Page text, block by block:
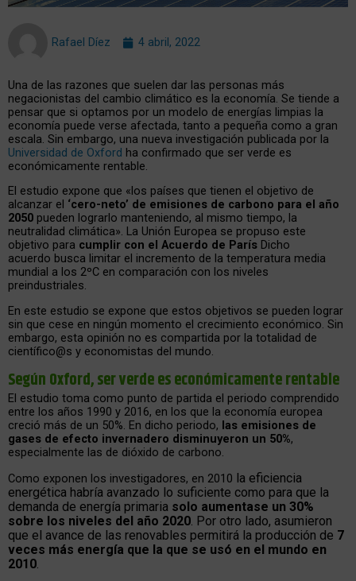
Rafael Díez 4 abril, 2022
Una de las razones que suelen dar las personas más
negacionistas del cambio climático es la economía. Se tiende a
pensar que si optamos por un modelo de energías limpias la
economía puede verse afectada, tanto a pequeña como a gran
escala. Sin embargo, una nueva investigación publicada por la
Universidad de Oxford ha confirmado que ser verde es
económicamente rentable.
El estudio expone que «los países que tienen el objetivo de
alcanzar el ‘cero-neto’ de emisiones de carbono para el año
2050 pueden lograrlo manteniendo, al mismo tiempo, la
neutralidad climática». La Unión Europea se propuso este
objetivo para cumplir con el Acuerdo de París Dicho
acuerdo busca limitar el incremento de la temperatura media
mundial a los 2ºC en comparación con los niveles
preindustriales.
En este estudio se expone que estos objetivos se pueden lograr
sin que cese en ningún momento el crecimiento económico. Sin
embargo, esta opinión no es compartida por la totalidad de
científico@s y economistas del mundo.
Según Oxford, ser verde es económicamente rentable
El estudio toma como punto de partida el periodo comprendido
entre los años 1990 y 2016, en los que la economía europea
creció más de un 50%. En dicho periodo, las emisiones de
gases de efecto invernadero disminuyeron un 50%,
especialmente las de dióxido de carbono.
Como exponen los investigadores, en 2010 la eficiencia
energética habría avanzado lo suficiente como para que la
demanda de energía primaria solo aumentase un 30%
sobre los niveles del año 2020. Por otro lado, asumieron
que el avance de las renovables permitirá la producción de 7
veces más energía que la que se usó en el mundo en
2010.